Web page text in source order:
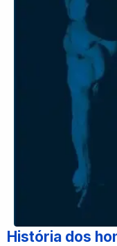
História dos